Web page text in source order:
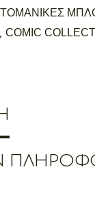
, COMIC